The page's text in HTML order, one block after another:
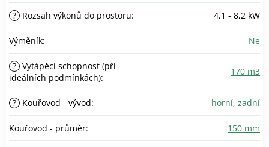
? Rozsah výkonů do prostoru: 4,1 - 8,2 kW
Výměník: Ne
? Vytápěcí schopnost (při
ideálních podmínkách):
170 m3
? Kouřovod - vývod: horní, zadní
Kouřovod - průměr: 150 mm